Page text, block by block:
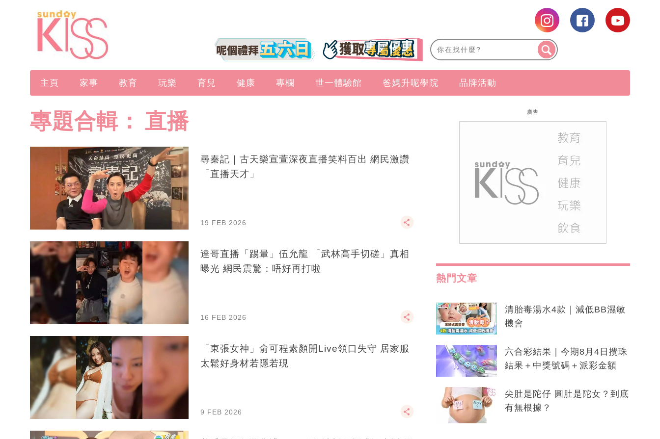
主頁 家事 教育 玩樂 育兒 健康 專欄 世一體驗館 爸媽升呢學院 品牌活動
專題合輯： 直播
尋秦記｜古天樂宣萱深夜直播笑料百出 網民激讚
「直播天才」
19 FEB 2026
達哥直播「踢暈」伍允龍 「武林高手切磋」真相
曝光 網民震驚：唔好再打啦
16 FEB 2026
「東張女神」俞可程素顏開Live領口失守 居家服
太鬆好身材若隱若現
9 FEB 2026
廣告
熱門文章
清胎毒湯水4款｜減低BB濕敏
機會
六合彩結果｜今期8月4日攪珠
結果＋中獎號碼＋派彩金額
尖肚是陀仔 圓肚是陀女？到底
有無根據？